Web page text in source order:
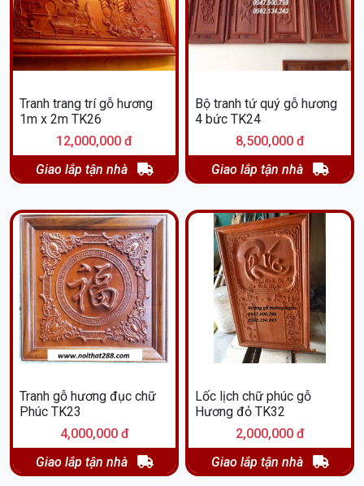
Tranh trang trí gỗ hương
1m x 2m TK26
12,000,000 đ
Giao lắp tận nhà
Bộ tranh tứ quý gỗ hương
4 bức TK24
8,500,000 đ
Giao lắp tận nhà
Tranh gỗ hương đục chữ
Phúc TK23
4,000,000 đ
Giao lắp tận nhà
Lốc lịch chữ phúc gỗ
Hương đỏ TK32
2,000,000 đ
Giao lắp tận nhà